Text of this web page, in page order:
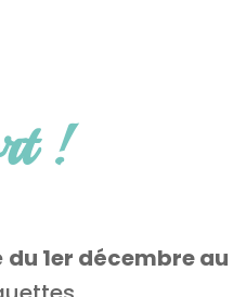
!
du 1er décembre au